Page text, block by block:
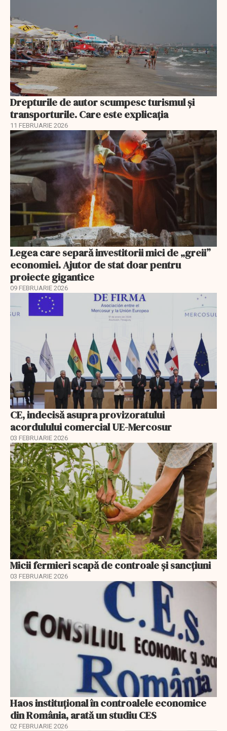
Drepturile de autor scumpesc turismul și
transporturile. Care este explicația
11 FEBRUARIE 2026
Legea care separă investitorii mici de „greii”
economiei. Ajutor de stat doar pentru
proiecte gigantice
09 FEBRUARIE 2026
CE, indecisă asupra provizoratului
acordulului comercial UE-Mercosur
03 FEBRUARIE 2026
Micii fermieri scapă de controale și sancțiuni
03 FEBRUARIE 2026
Haos instituțional în controalele economice
din România, arată un studiu CES
02 FEBRUARIE 2026